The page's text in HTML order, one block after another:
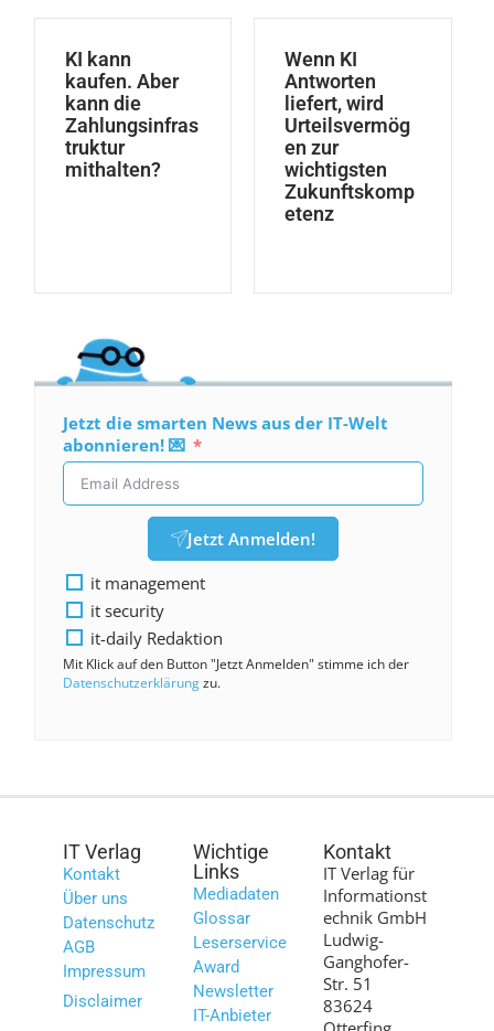
KI kann
kaufen. Aber
kann die
Zahlungsinfras
truktur
mithalten?
Wenn KI
Antworten
liefert, wird
Urteilsvermög
en zur
wichtigsten
Zukunftskomp
etenz
Jetzt die smarten News aus der IT-Welt
abonnieren! 💌
Jetzt Anmelden!
it management
it security
it-daily Redaktion
Mit Klick auf den Button "Jetzt Anmelden" stimme ich der
Datenschutzerklärungzu.
IT Verlag
Kontakt
Über uns
Datenschutz
AGB
Impressum
Disclaimer
Wichtige
Links
Mediadaten
Glossar
Leserservice
Award
Newsletter
IT-Anbieter
Kontakt
IT Verlag für
Informationst
echnik GmbH
Ludwig-
Ganghofer-
Str. 51
83624